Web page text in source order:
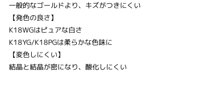
一般的なゴールドより、キズがつきにくい
【発色の良さ】
K18WGはピュアな白さ
K18YG/K18PGは柔らかな色味に
【変色しにくい】
結晶と結晶が密になり、酸化しにくい